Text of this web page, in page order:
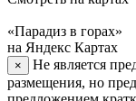
«Парадиз в горах»
на Яндекс Картах
×
Не является
размещения, но